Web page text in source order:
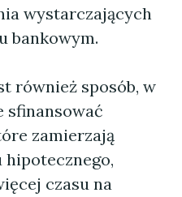
wystarczających
bankowym.
również sposób, w
sfinansować
zamierzają
czasu na